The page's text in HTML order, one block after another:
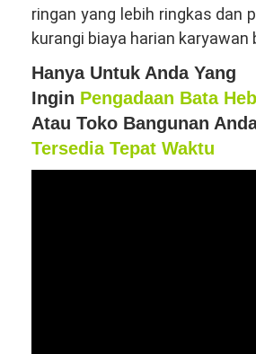
ringan yang lebih ringkas dan
kurangi biaya harian karyawan
Hanya Untuk Anda Yang
Ingin Pengadaan Bata
Atau Toko Bangunan
Tersedia Tepat Waktu